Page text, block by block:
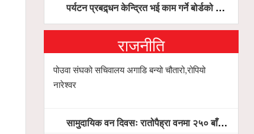
पर्यटन प्रबद्र्धन केन्द्रित भई काम गर्ने बोर्डको योजना छः सदस्य पोखरेल, चलिय पोखरालाई थप प्रभावकारी बनाउन होटल संघको माग
राजनीति
पोउवा संघको सचिवालय अगाडि बन्यो चौतारो,रोपियो
नारेश्वर
सामुदायिक वन दिवसः रातोपैह्रा वनमा २५० बाँसका विरुवा रोपियो